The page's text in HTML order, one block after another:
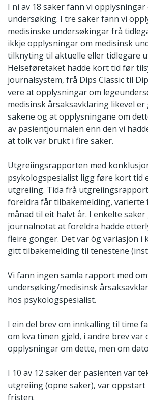
I ni av 18 saker fann vi
undersøking. I tre saker fann vi
medisinske undersøkingar frå
ikkje opplysningar om medisinsk
tilknyting til aktuelle eller tidlegare
Helseføretaket hadde kort tid før
journalsystem, frå Dips Classic til
vere at opplysningar om
medisinsk årsaksavklaring likevel er
sakene og at opplysningane om
av pasientjournalen enn den vi
at tolk var brukt i fire saker.
Utgreiingsrapporten med
psykologspesialist ligg føre kort
utgreiing. Tida frå
foreldra får tilbakemelding, varierte
månad til eit halvt år. I enkelte
journalnotat at foreldra hadde
fleire gonger. Det var òg variasjon i
gitt tilbakemelding til tenestene
Vi fann ingen samla rapport med
undersøking/medisinsk
hos psykologspesialist.
I ein del brev om innkalling til time
om kva timen gjeld, i andre brev var
opplysningar om dette, men om
I 10 av 12 saker der pasienten var
utgreiing (opne saker), var
fristen.